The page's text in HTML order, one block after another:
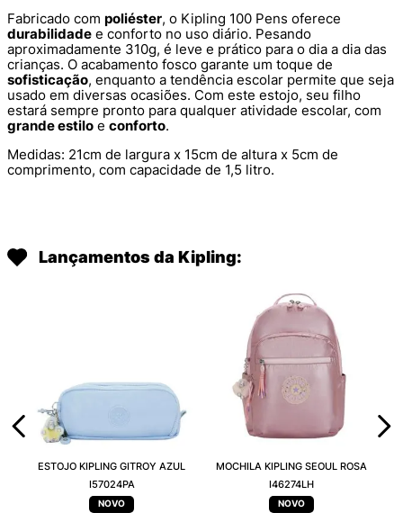
Fabricado com poliéster, o Kipling 100 Pens oferece
durabilidade e conforto no uso diário. Pesando
aproximadamente 310g, é leve e prático para o dia a dia das
crianças. O acabamento fosco garante um toque de
sofisticação, enquanto a tendência escolar permite que seja
usado em diversas ocasiões. Com este estojo, seu filho
estará sempre pronto para qualquer atividade escolar, com
grande estilo e conforto.
Medidas: 21cm de largura x 15cm de altura x 5cm de
comprimento, com capacidade de 1,5 litro.
Lançamentos da Kipling:
ESTOJO KIPLING GITROY AZUL
I57024PA
MOCHILA KIPLING SEOUL ROSA
I46274LH